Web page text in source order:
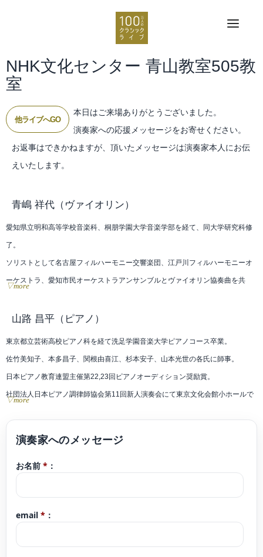
NHK文化センター 青山教室505教
室
他ライブへGO
本日はご来場ありがとうございました。
演奏家への応援メッセージをお寄せください。
お返事はできかねますが、頂いたメッセージは演奏家本人にお伝
えいたします。
青嶋 祥代 （ヴァイオリン）
愛知県立明和高等学校音楽科、桐朋学園大学音楽学部を経て、同大学研究科修
了。
ソリストとして名古屋フィルハーモニー交響楽団、江戸川フィルハーモニーオ
ーケストラ、愛知市民オーケストラアンサンブルとヴァイオリン協奏曲を共
修了。ソロや室内楽で演奏活動を行う他、幼稚園や小学校を中心にアウトリー
辰巳明子各氏に、室内楽を堤剛、徳永二男、藤井一興、佐々木亮、柳瀬省太各
氏に師事。
▽more
山路 昌平 （ピアノ）
東京都立芸術高校ピアノ科を経て洗足学園音楽大学ピアノコース卒業。
佐竹美知子、本多昌子、関根由喜江、杉本安子、山本光世の各氏に師事。
日本ピアノ教育連盟主催第22,23回ピアノオーディション奨励賞。
社団法人日本ピアノ調律師協会第11回新人演奏会にて東京文化会館小ホールで
ブログコンサート予定 https://ameblo.jp/9314yamajisyouhei/
クラシックyoutubeチャンネル「さんチャンネル」2020年開設。
▽more
お名前 * ：
email * ：